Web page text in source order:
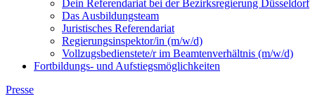
Dein Referendariat bei der Bezirksregierung Düsseldorf
Das Ausbildungsteam
Juristisches Referendariat
Regierungsinspektor/in (m/w/d)
Vollzugsbedienstete/r im Beamtenverhältnis (m/w/d)
Fortbildungs- und Aufstiegsmöglichkeiten
Presse